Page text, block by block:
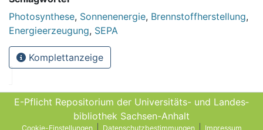
Photosynthese, Sonnenenergie, Brennstoffherstellung,
Energieerzeugung, SEPA
Komplettanzeige
E-Pflicht Repositorium der Universitäts- und Landes­
bibliothek Sachsen-Anhalt
Cookie-Einstellungen Datenschutzbestimmungen Impressum